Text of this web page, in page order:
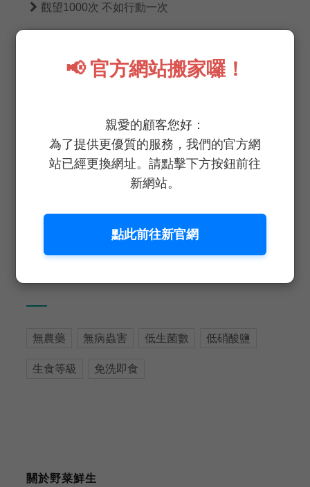
📢 官方網站搬家囉！
親愛的顧客您好：
為了提供更優質的服務，我們的官方網
站已經更換網址。請點擊下方按鈕前往
新網站。
點此前往新官網
 觀望1000次 不如行動一次
不吃土｜蔬菜界的LV
準備放假囉！務必注意行車安全！
野菜鮮生2025春節休假公告
無農藥 無病蟲害 低生菌數 低硝酸鹽
生食等級 免洗即食
關於野菜鮮生